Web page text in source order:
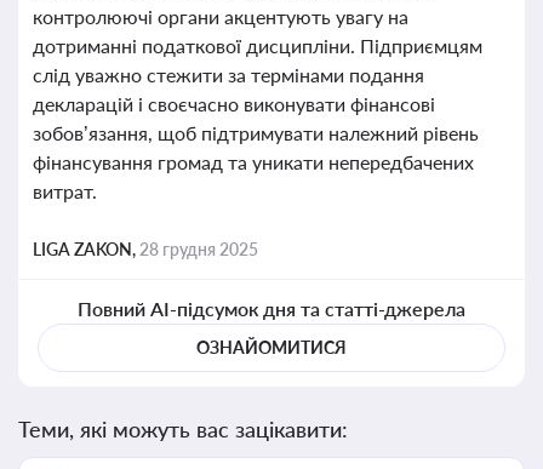
контролюючі органи акцентують увагу на
дотриманні податкової дисципліни. Підприємцям
слід уважно стежити за термінами подання
декларацій і своєчасно виконувати фінансові
зобов’язання, щоб підтримувати належний рівень
фінансування громад та уникати непередбачених
витрат.
LIGA ZAKON, 28 грудня 2025
Повний AI-підсумок дня та статті-джерела
ОЗНАЙОМИТИСЯ
Теми, які можуть вас зацікавити: